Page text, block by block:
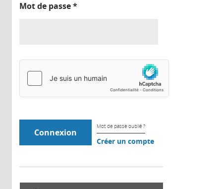
Mot de passe*
Mot de passe oublié ?
Créer un compte